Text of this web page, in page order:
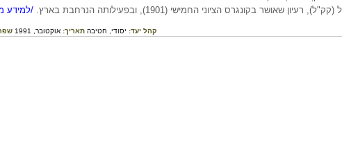
בקונגרס הציוני החמישי (1901), ובפעילותה הנרחבת בארץ. /למידע
קהל יעד: יסודי, חטיבה תאריך: אוקטובר, 1991